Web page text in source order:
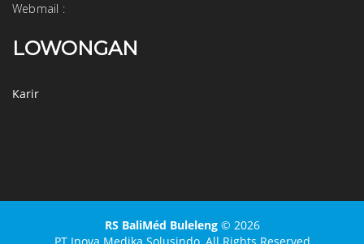
Webmail :
LOWONGAN
Karir
RS BaliMéd Buleleng © 2026